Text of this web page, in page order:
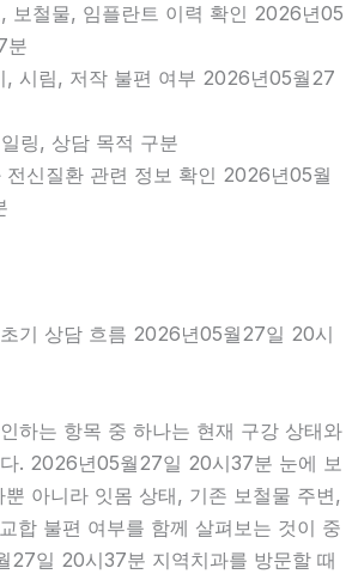
보철물, 임플란트 이력 확인 2026년05
분
, 시림, 저작 불편 여부 2026년05월27
링, 상담 목적 구분
전신질환 관련 정보 확인 2026년05월
기 상담 흐름 2026년05월27일 20시
하는 항목 중 하나는 현재 구강 상태와
. 2026년05월27일 20시37분 눈에 보
아니라 잇몸 상태, 기존 보철물 주변,
합 불편 여부를 함께 살펴보는 것이 중
27일 20시37분 지역치과를 방문할 때